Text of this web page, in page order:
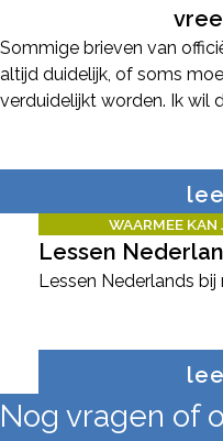
Sommige brieven van officiële instanties
altijd duidelijk, of soms
verduidelijkt worden. Ik wil
WAARMEE KAN
Lessen
Lessen Nederlands bij
Nog vragen of